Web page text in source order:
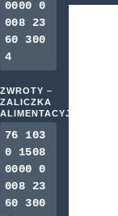
0000 0
008 23
60 300
4
ZWROTY –
ZALICZKA
ALIMENTACYJNA
76 103
0 1508
0000 0
008 23
60 300